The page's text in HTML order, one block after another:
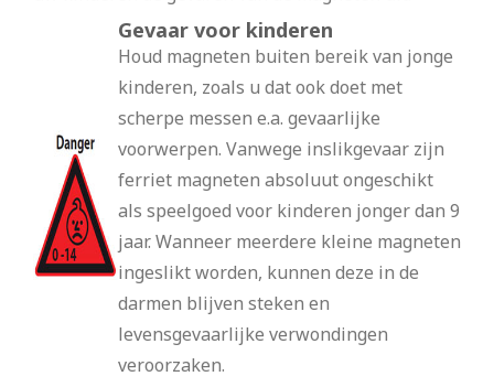
Gevaar voor kinderen
Houd magneten buiten bereik van jonge
kinderen, zoals u dat ook doet met
scherpe messen e.a. gevaarlijke
voorwerpen. Vanwege inslikgevaar zijn
ferriet magneten absoluut ongeschikt
als speelgoed voor kinderen jonger dan 9
jaar. Wanneer meerdere kleine magneten
ingeslikt worden, kunnen deze in de
darmen blijven steken en
levensgevaarlijke verwondingen
veroorzaken.